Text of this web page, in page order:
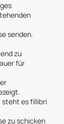
senden.
zu
für
steht es fillibri
zu schicken